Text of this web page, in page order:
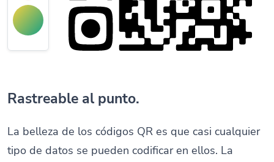
Rastreable al punto.
La belleza de los códigos QR es que casi cualquier
tipo de datos se pueden codificar en ellos. La